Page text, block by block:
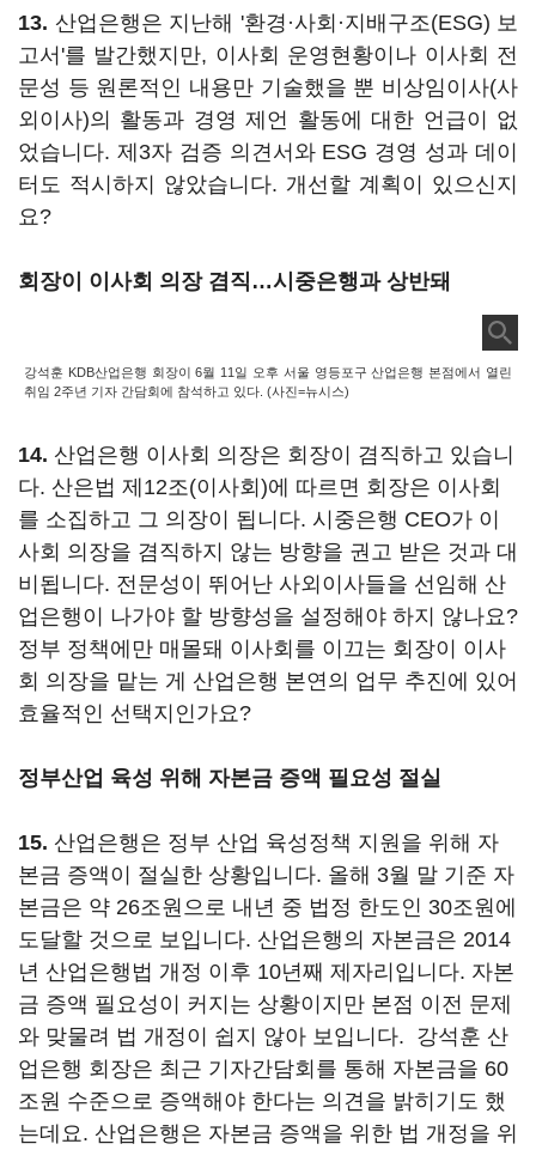
13. 산업은행은 지난해 '환경·사회·지배구조(ESG) 보
고서'를 발간했지만, 이사회 운영현황이나 이사회 전
문성 등 원론적인 내용만 기술했을 뿐 비상임이사(사
외이사)의 활동과 경영 제언 활동에 대한 언급이 없
었습니다. 제3자 검증 의견서와 ESG 경영 성과 데이
터도 적시하지 않았습니다. 개선할 계획이 있으신지
요?
회장이 이사회 의장 겸직…시중은행과 상반돼
강석훈 KDB산업은행 회장이 6월 11일 오후 서울 영등포구 산업은행 본점에서 열린
취임 2주년 기자 간담회에 참석하고 있다. (사진=뉴시스)
14. 산업은행 이사회 의장은 회장이 겸직하고 있습니
다. 산은법 제12조(이사회)에 따르면 회장은 이사회
를 소집하고 그 의장이 됩니다. 시중은행 CEO가 이
사회 의장을 겸직하지 않는 방향을 권고 받은 것과 대
비됩니다. 전문성이 뛰어난 사외이사들을 선임해 산
업은행이 나가야 할 방향성을 설정해야 하지 않나요?
정부 정책에만 매몰돼 이사회를 이끄는 회장이 이사
회 의장을 맡는 게 산업은행 본연의 업무 추진에 있어
효율적인 선택지인가요?
정부산업 육성 위해 자본금 증액 필요성 절실
15. 산업은행은 정부 산업 육성정책 지원을 위해 자
본금 증액이 절실한 상황입니다. 올해 3월 말 기준 자
본금은 약 26조원으로 내년 중 법정 한도인 30조원에
도달할 것으로 보입니다. 산업은행의 자본금은 2014
년 산업은행법 개정 이후 10년째 제자리입니다. 자본
금 증액 필요성이 커지는 상황이지만 본점 이전 문제
와 맞물려 법 개정이 쉽지 않아 보입니다. 강석훈 산
업은행 회장은 최근 기자간담회를 통해 자본금을 60
조원 수준으로 증액해야 한다는 의견을 밝히기도 했
는데요. 산업은행은 자본금 증액을 위한 법 개정을 위